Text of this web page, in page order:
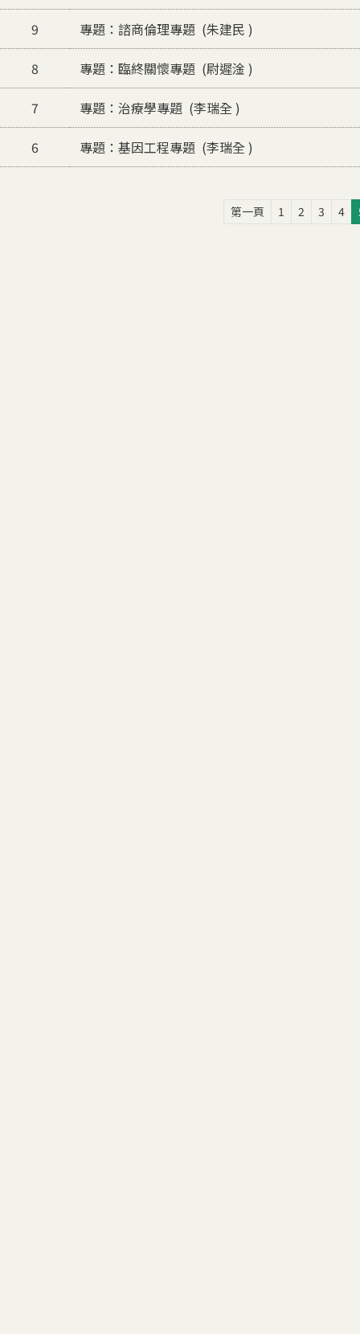
9 專題：諮商倫理專題 (朱建民 )
8 專題：臨終關懷專題 (尉遲淦 )
7 專題：治療學專題 (李瑞全 )
6 專題：基因工程專題 (李瑞全 )
第一頁 第一頁
1 2 3 4